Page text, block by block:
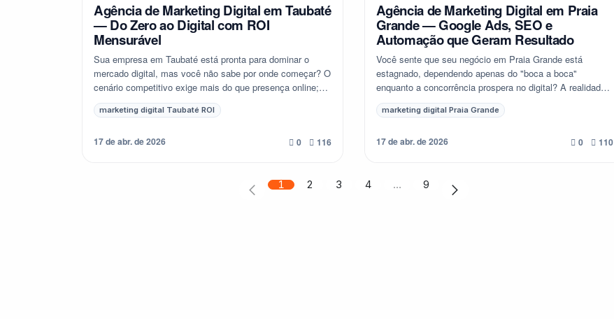
Agência de Marketing Digital em Taubaté
— Do Zero ao Digital com ROI
Mensurável
Sua empresa em Taubaté está pronta para dominar o
mercado digital, mas você não sabe por onde começar? O
cenário competitivo exige mais do que presença online;
exige uma estratégia de marketing digita...
marketing digital Taubaté ROI
17 de abr. de 2026 0 116
Agência de Marketing Digital em Praia
Grande — Google Ads, SEO e
Automação que Geram Resultado
Você sente que seu negócio em Praia Grande está
estagnado, dependendo apenas do "boca a boca"
enquanto a concorrência prospera no digital? A realidade é
que o mercado de Praia Grande está cada vez mai...
marketing digital Praia Grande
17 de abr. de 2026 0 110
1 2 3 4 … 9